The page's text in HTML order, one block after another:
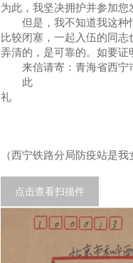
为此，我坚决拥护并参加您
但是，我不知道我这种情
比较闭塞，一起入伍的同
弄清的，是可靠的。如要证
来信请寄：青海省西宁
此
礼
（西宁铁路分局防疫站是